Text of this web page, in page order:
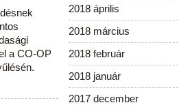
a CO-OP
2018 április
2018 március
2018 február
2018 január
2017 december